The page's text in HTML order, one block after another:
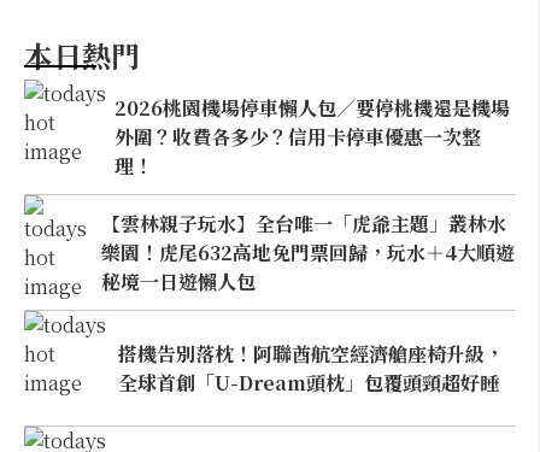
本日熱門
2026桃園機場停車懶人包／要停桃機還是機場
外圍？收費各多少？信用卡停車優惠一次整
理！
【雲林親子玩水】全台唯一「虎爺主題」叢林水
樂園！虎尾632高地免門票回歸，玩水＋4大順遊
秘境一日遊懶人包
搭機告別落枕！阿聯酋航空經濟艙座椅升級，
全球首創「U-Dream頭枕」包覆頭頸超好睡